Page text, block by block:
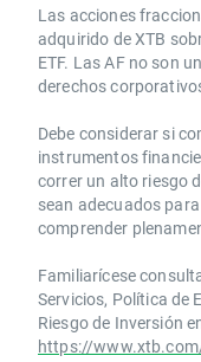
Las acciones
adquirido de XTB
ETF. Las AF no son
derechos
Debe considerar si
instrumentos
correr un alto riesgo
sean adecuados
comprender
Familiarícese
Servicios, Política de
Riesgo de Inversión
https://